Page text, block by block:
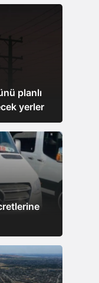
Genç
planlı
yerler